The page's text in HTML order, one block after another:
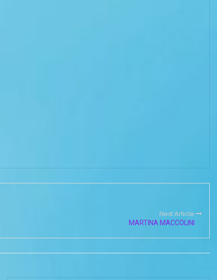
Next Article
MARTINA MACCOLINI